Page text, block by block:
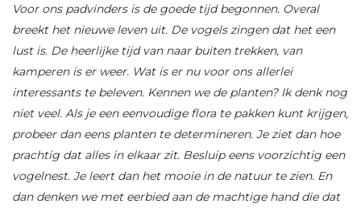
Voor ons padvinders is de goede tijd begonnen. Overal
breekt het nieuwe leven uit. De vogels zingen dat het een
lust is. De heerlijke tijd van naar buiten trekken, van
kamperen is er weer. Wat is er nu voor ons allerlei
interessants te beleven. Kennen we de planten? Ik denk nog
niet veel. Als je een eenvoudige flora te pakken kunt krijgen,
probeer dan eens planten te determineren. Je ziet dan hoe
prachtig dat alles in elkaar zit. Besluip eens voorzichtig een
vogelnest. Je leert dan het mooie in de natuur te zien. En
dan denken we met eerbied aan de machtige hand die dat